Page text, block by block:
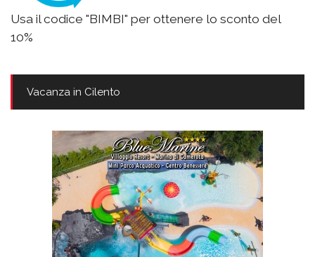
Usa il codice "BIMBI" per ottenere lo sconto del
10%
Vacanza in Cilento